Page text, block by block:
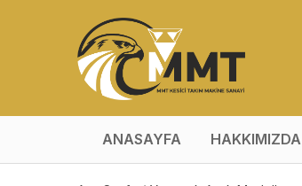
ANASAYFA HAKKIMIZDA